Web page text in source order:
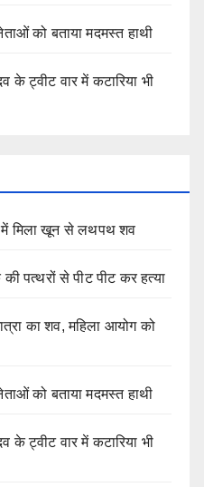
को बताया मदमस्त हाथी
ट्वीट वार में कटारिया भी
में मिला खून से लथपथ शव
पत्थरों से पीट पीट कर हत्या
का शव, महिला आयोग को
को बताया मदमस्त हाथी
ट्वीट वार में कटारिया भी